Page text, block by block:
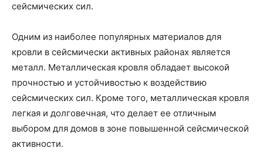
сейсмических сил.
Одним из наиболее популярных материалов для
кровли в сейсмически активных районах является
металл. Металлическая кровля обладает высокой
прочностью и устойчивостью к воздействию
сейсмических сил. Кроме того, металлическая кровля
легкая и долговечная, что делает ее отличным
выбором для домов в зоне повышенной сейсмической
активности.